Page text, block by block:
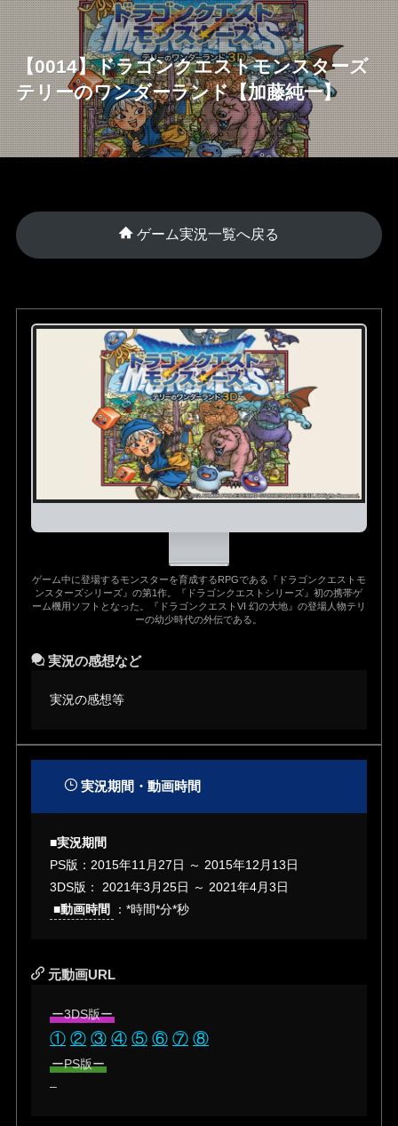
【0014】ドラゴンクエストモンスターズ
テリーのワンダーランド【加藤純一】
ゲーム実況一覧へ戻る
ゲーム中に登場するモンスターを育成するRPGである『ドラゴンクエストモ
ンスターズシリーズ』の第1作。『ドラゴンクエストシリーズ』初の携帯ゲ
ーム機用ソフトとなった。『ドラゴンクエストVI 幻の大地』の登場人物テリ
ーの幼少時代の外伝である。
実況の感想など
実況の感想等
実況期間・動画時間
■実況期間
PS版： 2015年11月27日 ～ 2015年12月13日
3DS版： 2021年3月25日 ～ 2021年4月3日
■動画時間
：*時間*分*秒
元動画URL
ー3DS版ー
① ② ③ ④ ⑤ ⑥ ⑦ ⑧
ーPS版ー
–